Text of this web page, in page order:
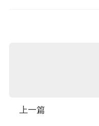
上一篇